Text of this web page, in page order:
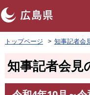
ペ
ー
頭
トップページ 知事記者会
知事記者会見